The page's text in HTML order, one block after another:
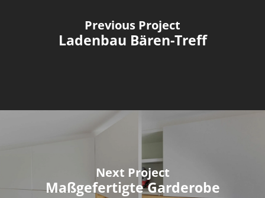
Previous Project
Ladenbau Bären-Treff
Next Project
Maßgefertigte Garderobe